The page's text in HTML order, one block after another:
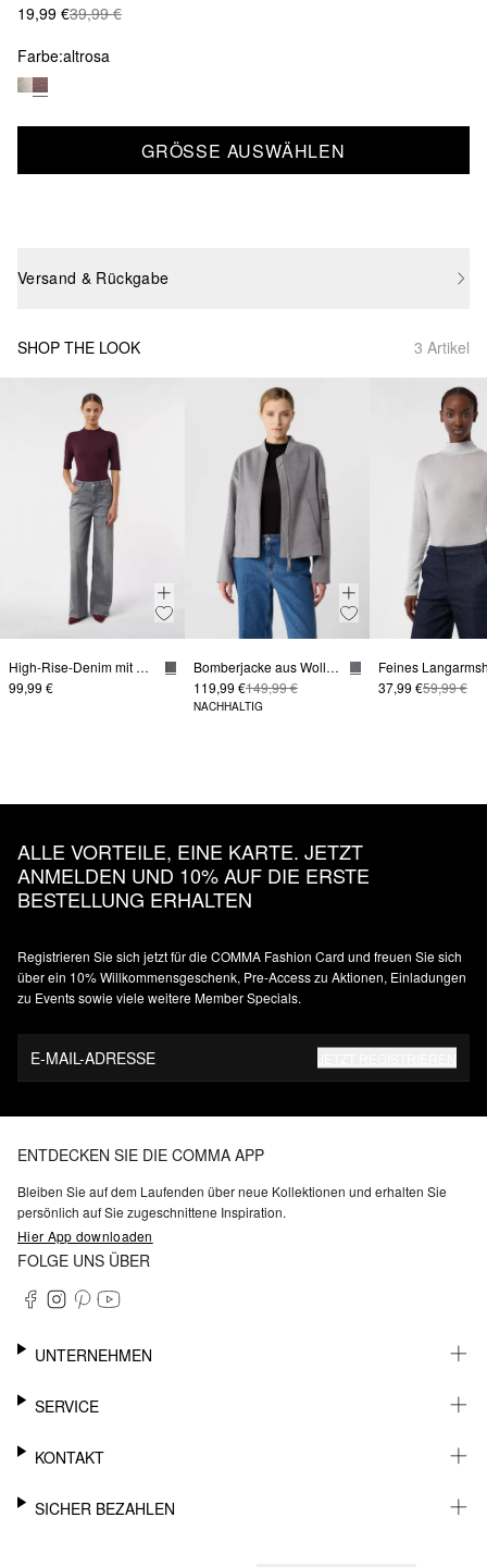
19,99 €39,99 €
Farbe:altrosa
GRÖSSE AUSWÄHLEN
Versand & Rückgabe
SHOP THE LOOK 3 Artikel
High-Rise-Denim mit Wide Leg
99,99 €
Bomberjacke aus Wollmix
119,99 €149,99 €
NACHHALTIG
37,99 €59,99 €
ALLE VORTEILE, EINE KARTE. JETZT
ANMELDEN UND 10% AUF DIE ERSTE
BESTELLUNG ERHALTEN
Registrieren Sie sich jetzt für die COMMA Fashion Card und freuen Sie sich
über ein 10% Willkommensgeschenk, Pre-Access zu Aktionen, Einladungen
zu Events sowie viele weitere Member Specials.
E-MAIL-ADRESSE
ENTDECKEN SIE DIE COMMA APP
Bleiben Sie auf dem Laufenden über neue Kollektionen und erhalten Sie
persönlich auf Sie zugeschnittene Inspiration.
Hier App downloaden
FOLGE UNS ÜBER
UNTERNEHMEN
KARRIERE
BARRIEREFREIHEIT
SERVICE
WHATSAPP
MEIN KONTO
KONTAKT
SUPPORT
SICHER BEZAHLEN